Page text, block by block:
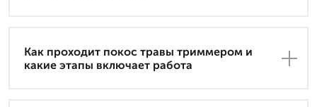
Как проходит покос травы триммером и
какие этапы включает работа